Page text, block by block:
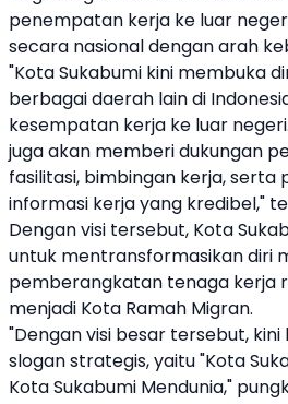
penempatan kerja ke luar
secara nasional dengan arah
"Kota Sukabumi kini membuka
berbagai daerah lain di
kesempatan kerja ke luar
juga akan memberi dukungan
fasilitasi, bimbingan kerja, serta
informasi kerja yang kredibel,"
Dengan visi tersebut, Kota
untuk mentransformasikan diri
pemberangkatan tenaga kerja
menjadi Kota Ramah Migran.
"Dengan visi besar tersebut,
slogan strategis, yaitu "Kota
Kota Sukabumi Mendunia,"